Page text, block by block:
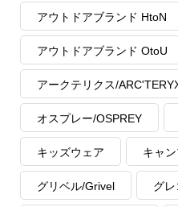
アウトドアブランド HtoN
アウトドアブランド OtoU
アークテリクス/
オスプレー/OSPREY
キッズウェア キャ
グリベル/Grivel グ